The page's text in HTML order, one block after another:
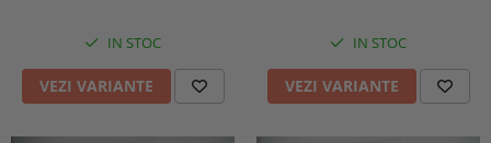
IN STOC
VEZI VARIANTE
IN STOC
VEZI VARIANTE